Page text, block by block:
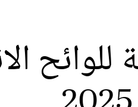
للوائح